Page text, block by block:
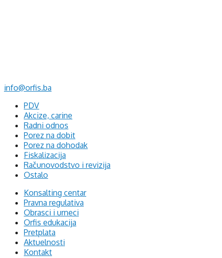
info@orfis.ba
PDV
Akcize, carine
Radni odnos
Porez na dobit
Porez na dohodak
Fiskalizacija
Računovodstvo i revizija
Ostalo
Konsalting centar
Pravna regulativa
Obrasci i urneci
Orfis edukacija
Pretplata
Aktuelnosti
Kontakt